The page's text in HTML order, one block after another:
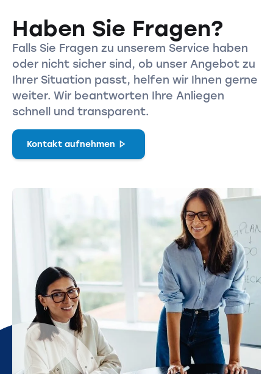
Haben Sie Fragen?
Falls Sie Fragen zu unserem Service haben
oder nicht sicher sind, ob unser Angebot zu
Ihrer Situation passt, helfen wir Ihnen gerne
weiter. Wir beantworten Ihre Anliegen
schnell und transparent.
Kontakt aufnehmen